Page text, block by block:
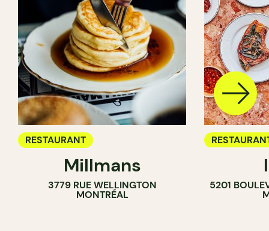
RESTAURANT
Millmans
3779 RUE WELLINGTON
MONTRÉAL
BAR À VIN
5201